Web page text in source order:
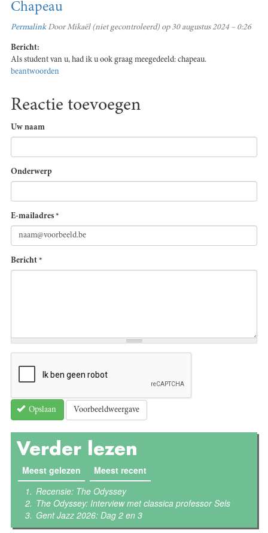
Chapeau
PermalinkDoorMikaël (niet gecontroleerd) op 30 augustus 2024 – 0:26
Bericht:
Als student van u, had ik u ook graag meegedeeld: chapeau.
beantwoorden
Reactie toevoegen
Uw naam
Onderwerp
E-mailadres *
Bericht *
Opslaan Voorbeeldweergave
Verder lezen
Meest gelezen (actieve tabblad)
Meest recent
Recensie: The Odyssey
The Odyssey: Interview met classica professor Sels
Gent Jazz 2026: Dag 2 en 3